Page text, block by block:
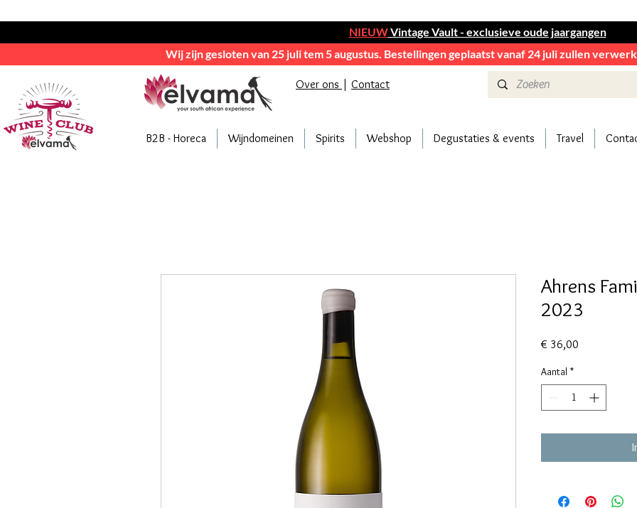
NIEUWVintage Vault - exclusieve oude jaargangen
Wij zijn gesloten van 25 juli tem 5 augustus. Bestellingen geplaatst vanaf 24 juli zullen
Over ons | Contact
B2B - Horeca Wijndomeinen Spirits Webshop Degustaties & events Travel
Ahrens
2023
€ 36,00
Aantal *